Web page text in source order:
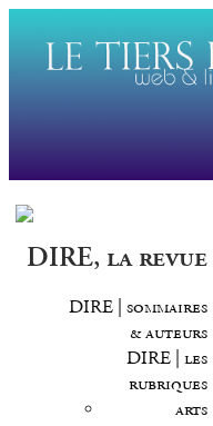
DIRE, la revue
DIRE | sommaires
& auteurs
DIRE | les
rubriques
arts